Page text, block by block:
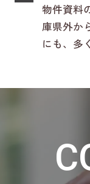
物件資料
庫県外か
にも、多